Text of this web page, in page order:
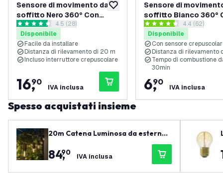
aggiungi alla lista desideri
Sensore di movimento da
soffitto Nero 360° Con
Interruttore Crepuscolare
Portata di 20M - IP65
apri il cassetto delle recensioni
4.5 stelle di valutazione
4.5 (28)
Disponibile
Facile da installare
Distanza di rilevamento di 20 m
Incluso interruttore crepuscolare
16,
90
IVA inclusa
Sensore di
soffitto Bianco 360°
Interruttore
Portata di 8M
apri il
4.4 stelle di valutazione
4.4 (62)
Disponibile
Con sensore
Distanza di rilevamento
Tempo di combustione
30min
6,
90
IVA inclusa
Spesso acquistati insieme
20m Catena Luminosa da esterno
+ cavo di collegamento da 3 m - IP6
5 - Collegabile - con 20 lampadine
84,
90 IVA inclusa